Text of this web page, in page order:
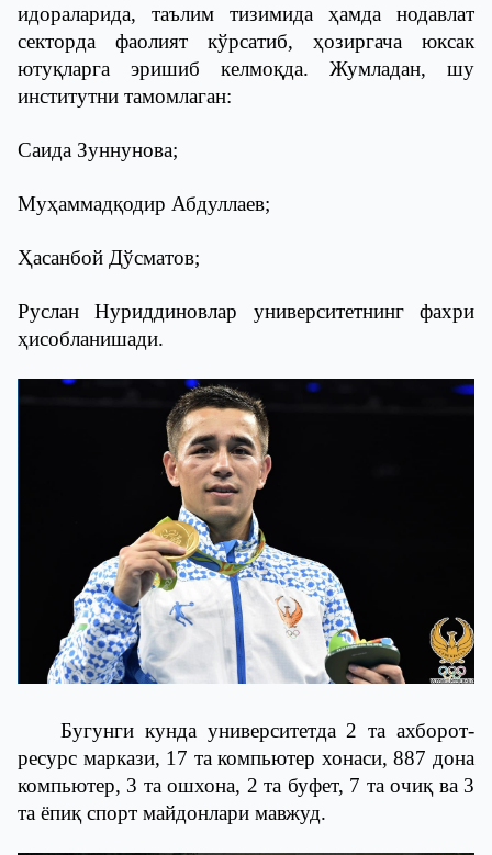
идораларида, таълим тизимида ҳамда нодавлат
секторда фаолият кўрсатиб, ҳозиргача юксак
ютуқларга эришиб келмоқда. Жумладан, шу
институтни тамомлаган:
Саида Зуннунова;
Муҳаммадқодир Абдуллаев;
Ҳасанбой Дўсматов;
Руслан Нуриддиновлар университетнинг фахри
ҳисобланишади.
Бугунги кунда университетда 2 та ахборот-
ресурс маркази, 17 та компьютер хонаси, 887 дона
компьютер, 3 та ошхона, 2 та буфет, 7 та очиқ ва 3
та ёпиқ спорт майдонлари мавжуд.